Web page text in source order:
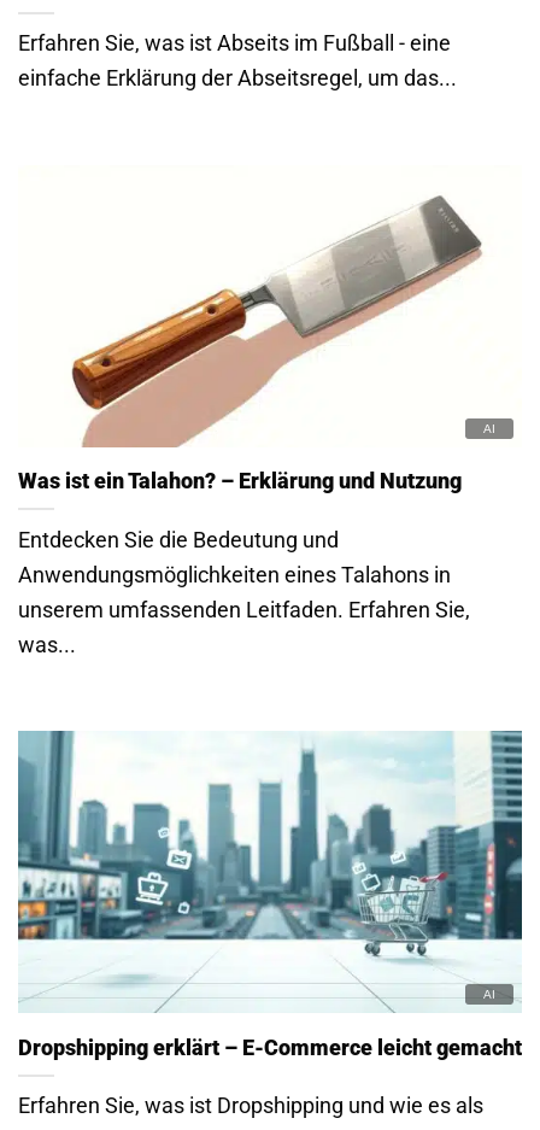
Erfahren Sie, was ist Abseits im Fußball - eine
einfache Erklärung der Abseitsregel, um das...
Was ist ein Talahon? – Erklärung und Nutzung
Entdecken Sie die Bedeutung und
Anwendungsmöglichkeiten eines Talahons in
unserem umfassenden Leitfaden. Erfahren Sie,
was...
Dropshipping erklärt – E-Commerce leicht gemacht
Erfahren Sie, was ist Dropshipping und wie es als